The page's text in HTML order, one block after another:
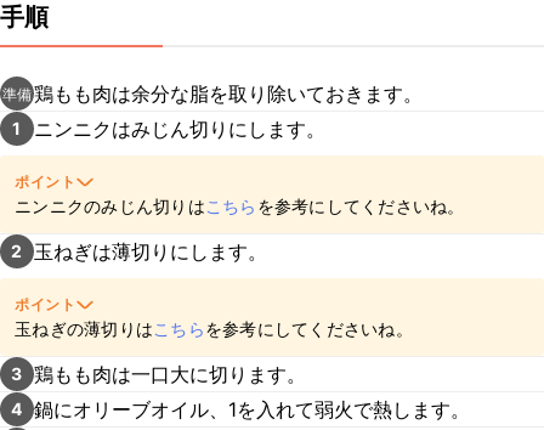
手順
準備鶏もも肉は余分な脂を取り除いておきます。
1 ニンニクはみじん切りにします。
ポイント
ニンニクのみじん切りはこちら を参考にしてくださいね。
2 玉ねぎは薄切りにします。
ポイント
玉ねぎの薄切りはこちらを参考にしてくださいね。
3 鶏もも肉は一口大に切ります。
4 鍋にオリーブオイル、1を入れて弱火で熱します。